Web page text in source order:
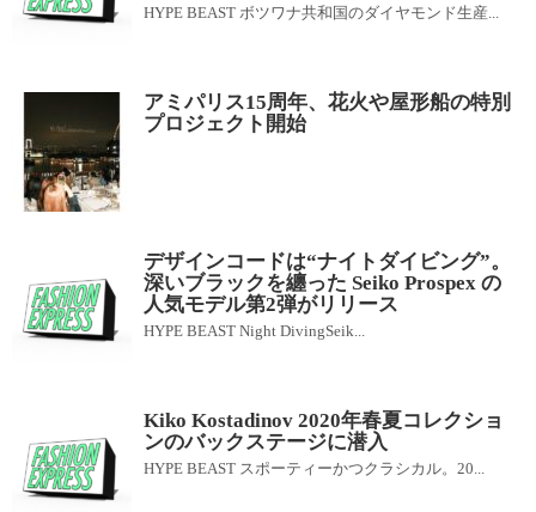
HYPE BEAST ボツワナ共和国のダイヤモンド生産...
アミパリス15周年、花火や屋形船の特別
プロジェクト開始
デザインコードは“ナイトダイビング”。
深いブラックを纏った Seiko Prospex の
人気モデル第2弾がリリース
HYPE BEAST Night DivingSeik...
Kiko Kostadinov 2020年春夏コレクショ
ンのバックステージに潜入
HYPE BEAST スポーティーかつクラシカル。20...